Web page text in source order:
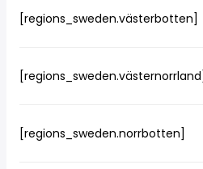
[regions_sweden.västerbotten]
[regions_sweden.västernorrland]
[regions_sweden.norrbotten]